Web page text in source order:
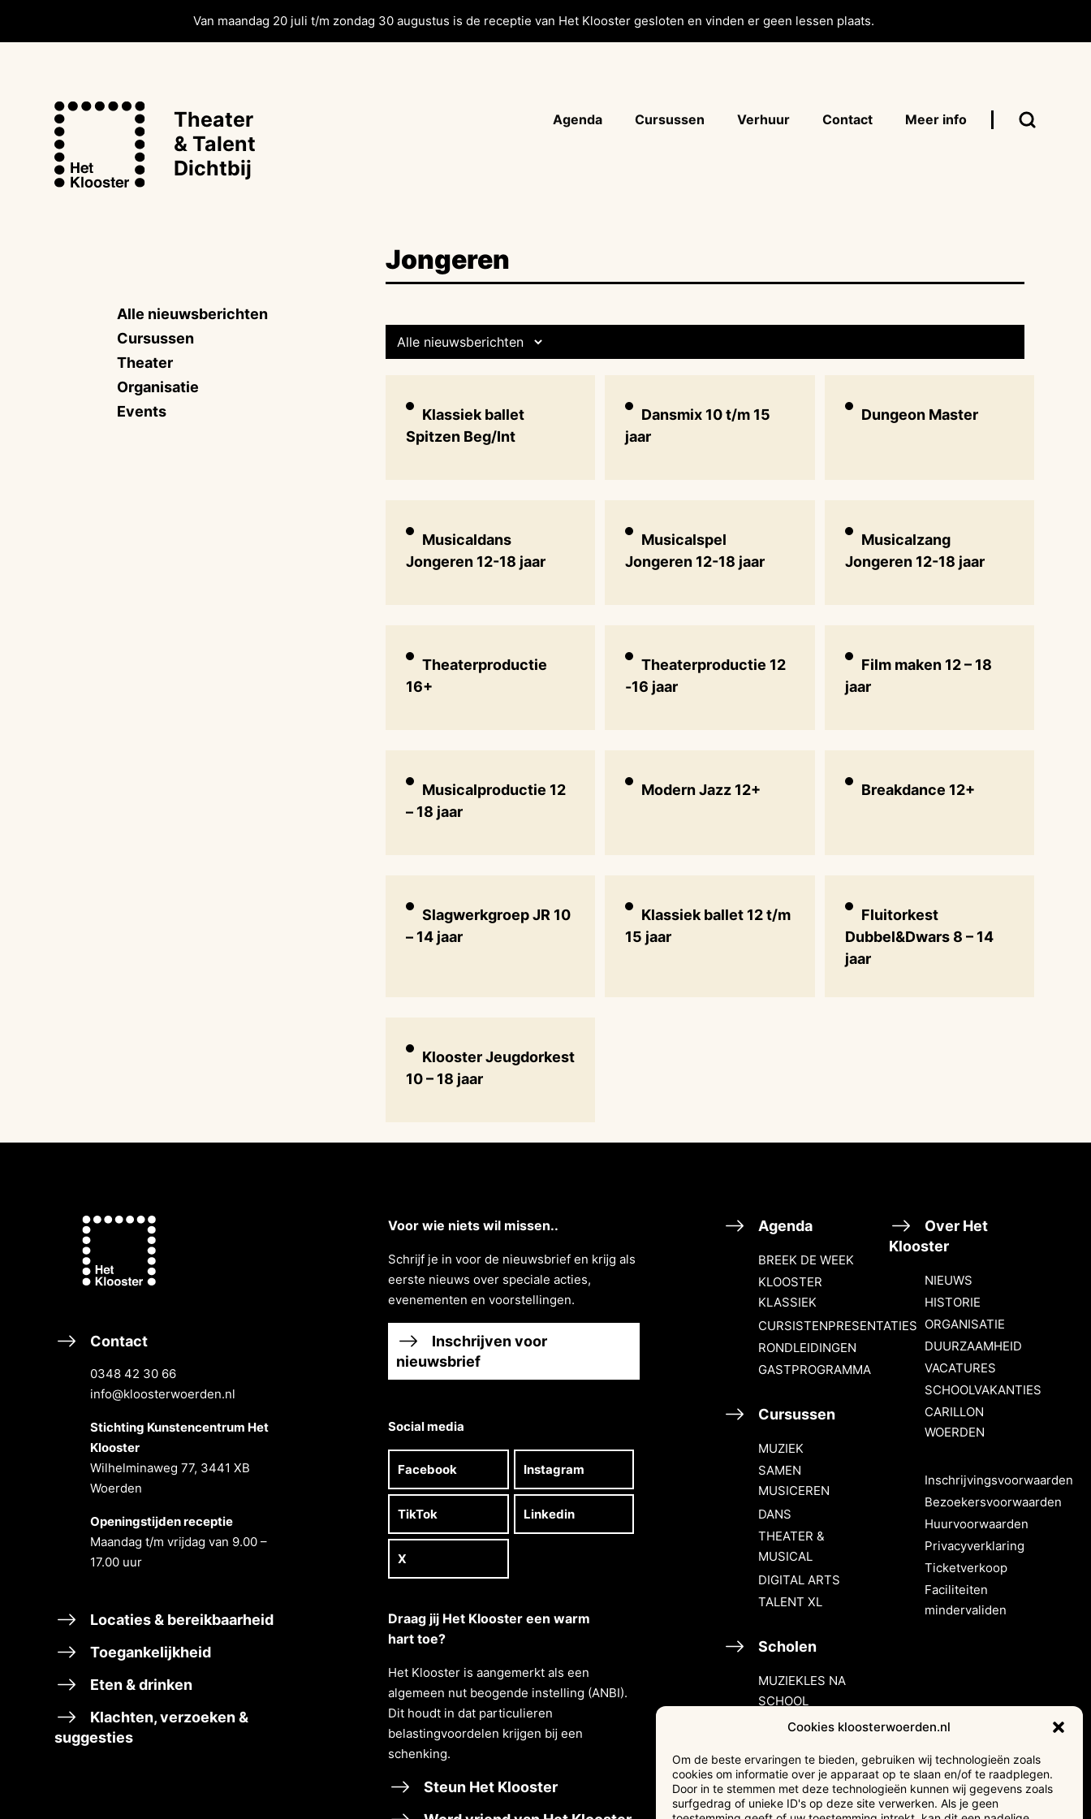
Cookies kloosterwoerden.nl
Om de beste ervaringen te bieden, gebruiken wij technologieën zoals
cookies om informatie over je apparaat op te slaan en/of te raadplegen.
Door in te stemmen met deze technologieën kunnen wij gegevens zoals
surfgedrag of unieke ID's op deze site verwerken. Als je geen
Van maandag 20 juli t/m zondag 30 augustus is de receptie van Het Klooster gesloten en vinden er geen lessen plaats.
Theater
& Talent
Dichtbij
Agenda Cursussen Verhuur Contact Meer info
Alle nieuwsberichten
Cursussen
Theater
Organisatie
Events
Jongeren
Klassiek ballet
Spitzen Beg/Int
Dansmix 10 t/m 15
jaar
Dungeon Master
Musicaldans
Jongeren 12-18 jaar
Musicalspel
Jongeren 12-18 jaar
Musicalzang
Jongeren 12-18 jaar
Theaterproductie
16+
Theaterproductie 12
-16 jaar
Film maken 12 – 18
jaar
Musicalproductie 12
– 18 jaar
Modern Jazz 12+ Breakdance 12+
Slagwerkgroep JR 10
– 14 jaar
Klassiek ballet 12 t/m
15 jaar
Fluitorkest
Dubbel&Dwars 8 – 14
jaar
Klooster Jeugdorkest
10 – 18 jaar
Contact
0348 42 30 66
info@kloosterwoerden.nl
Stichting Kunstencentrum Het
Klooster
Wilhelminaweg 77, 3441 XB
Woerden
Openingstĳden receptie
Maandag t/m vrĳdag van 9.00 –
17.00 uur
Locaties & bereikbaarheid
Toegankelijkheid
Eten & drinken
Klachten, verzoeken &
suggesties
Voor wie niets wil missen..
Schrĳf je in voor de nieuwsbrief en krĳg als
eerste nieuws over speciale acties,
evenementen en voorstellingen.
Inschrijven voor
nieuwsbrief
Social media
Facebook Instagram
TikTok Linkedin
X
Draag jij Het Klooster een warm
hart toe?
Het Klooster is aangemerkt als een
algemeen nut beogende instelling (ANBI).
Dit houdt in dat particulieren
belastingvoordelen krĳgen bĳ een
schenking.
Steun Het Klooster
Agenda
BREEK DE WEEK
KLOOSTER
KLASSIEK
CURSISTENPRESENTATIES
RONDLEIDINGEN
GASTPROGRAMMA
Cursussen
MUZIEK
SAMEN
MUSICEREN
DANS
THEATER &
MUSICAL
DIGITAL ARTS
TALENT XL
Scholen
MUZIEKLES NA
SCHOOL
HALLO MUZIEK!
Verhuur &
events
Over Het
Klooster
NIEUWS
HISTORIE
ORGANISATIE
DUURZAAMHEID
VACATURES
SCHOOLVAKANTIES
CARILLON
WOERDEN
Inschrijvingsvoorwaarden
Bezoekersvoorwaarden
Huurvoorwaarden
Privacyverklaring
Ticketverkoop
Faciliteiten
mindervaliden